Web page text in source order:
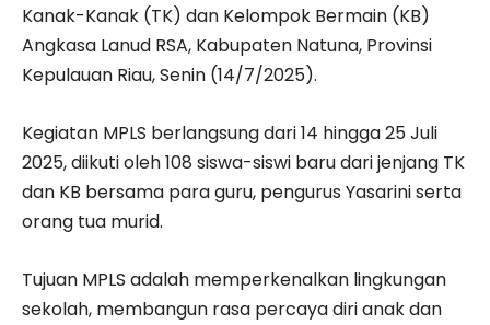
Kanak-Kanak (TK) dan Kelompok Bermain (KB)
Angkasa Lanud RSA, Kabupaten Natuna, Provinsi
Kepulauan Riau, Senin (14/7/2025).
Kegiatan MPLS berlangsung dari 14 hingga 25 Juli
2025, diikuti oleh 108 siswa-siswi baru dari jenjang TK
dan KB bersama para guru, pengurus Yasarini serta
orang tua murid.
Tujuan MPLS adalah memperkenalkan lingkungan
sekolah, membangun rasa percaya diri anak dan